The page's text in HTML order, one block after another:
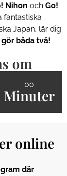
Nihon och Go!
fantastiska
Japan, lär dig
båda två!
om
00
Minuter
online
där